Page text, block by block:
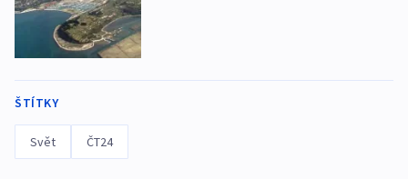
ŠTÍTKY
Svět ČT24